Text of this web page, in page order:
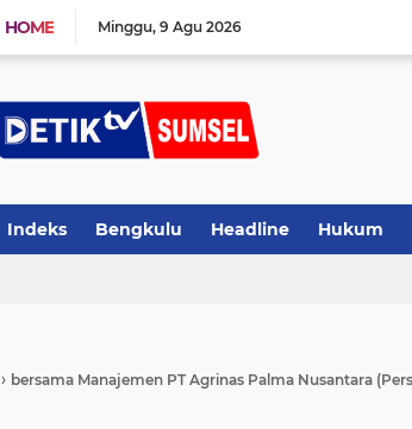
HOME Minggu 9 Agu 2026
Indeks Bengkulu Headline Hukum
› bersama Manajemen PT Agrinas Palma Nusantara